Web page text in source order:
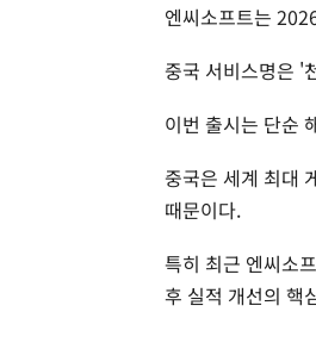
엔씨소프트는
중국 서비스명은 '
이번 출시는 단순
중국은 세계 최대
때문이다.
특히 최근 엔씨소
후 실적 개선의 핵